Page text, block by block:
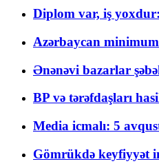
Diplom var, iş
Azərbaycan
Ənənəvi bazarlar
BP və tərəfdaşları
Media icmalı: 5
Gömrükdə keyfiyyət